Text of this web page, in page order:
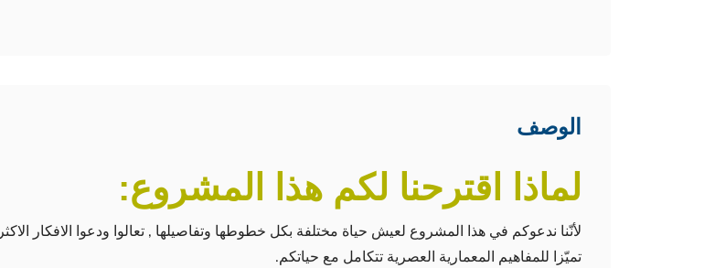
الوصف
لماذا اقترحنا لكم هذا المشروع:
لأنّنا ندعوكم في هذا المشروع لعيش حياة مختلفة بكل خطوطها وتفاصيلها , تعالوا ودعوا الافكار الاكثر
تميّزا للمفاهيم المعمارية العصرية تتكامل مع حياتكم.